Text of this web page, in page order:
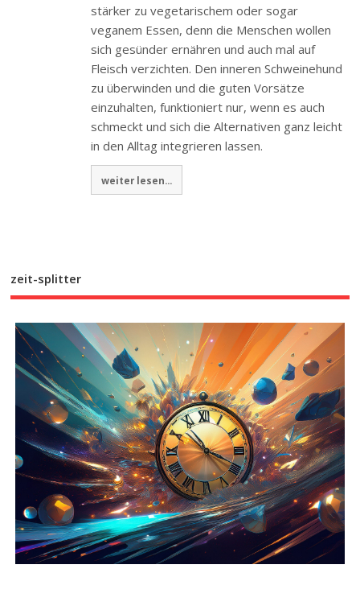
stärker zu vegetarischem oder sogar
veganem Essen, denn die Menschen wollen
sich gesünder ernähren und auch mal auf
Fleisch verzichten. Den inneren Schweinehund
zu überwinden und die guten Vorsätze
einzuhalten, funktioniert nur, wenn es auch
schmeckt und sich die Alternativen ganz leicht
in den Alltag integrieren lassen.
weiter lesen...
zeit-splitter